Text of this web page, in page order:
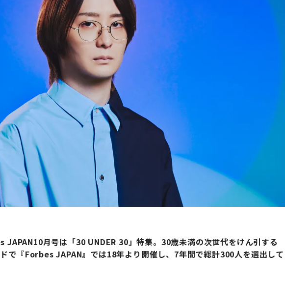
月号は「30 UNDER 30」特集。30歳未満の次世代をけん引する
で『Forbes JAPAN』では18年より開催し、7年間で総計300人を選出して